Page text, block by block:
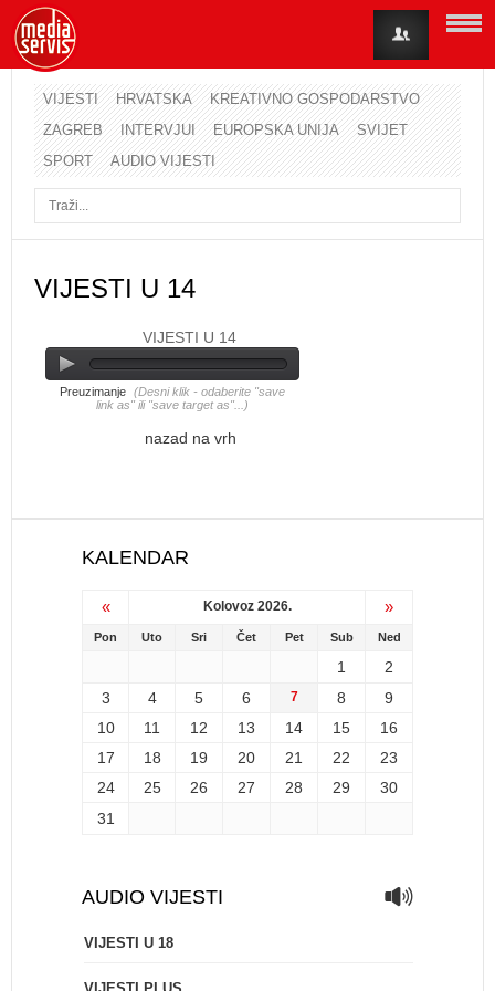
VIJESTI HRVATSKA
KREATIVNO GOSPODARSTVO
ZAGREB
INTERVJUI EUROPSKA UNIJA
SVIJET
SPORT
AUDIO VIJESTI
VIJESTI U 14
VIJESTI U 14
Preuzimanje (Desni klik - odaberite "save
link as" ili "save target as"...)
nazad na vrh
KALENDAR
« Kolovoz 2026. »
Pon Uto Sri Čet Pet Sub Ned
1
2
3
4 5 6 7 8
9
10
11 12 13 14 15
16
17
18 19 20 21 22
23
24
25 26 27 28 29
30
31
AUDIO VIJESTI
VIJESTI U 18
Korisničko ime
Lozinka
Zaboravili ste lozinku?